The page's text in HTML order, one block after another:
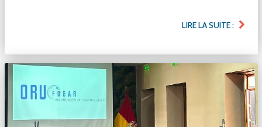
LIRE LA SUITE :